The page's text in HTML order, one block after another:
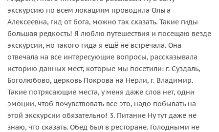
экскурсию по всем локациям проводила Ольга
Алексеевна, гид от бога, можно так сказать. Такие гиды
большая редкость! Я люблю путешествия и посещаю везде
экскурсии, но такого гида я ещё не встречала. Она
отвечала на все интересующие вопросы, рассказывала
историю данных мест, которые мы посетили: г. Суздаль,
Боголюбово, церковь Покрова на Нерли, г. Владимир.
Такие потрясающие места, у меня даже слов нет, одни
эмоции, чтоб почувствовать все это, надо побывать на
этой экскурсии обязательно! 3. Питание Ну тут даже не
знаю, что сказать. Обед был в ресторане. Голодными не